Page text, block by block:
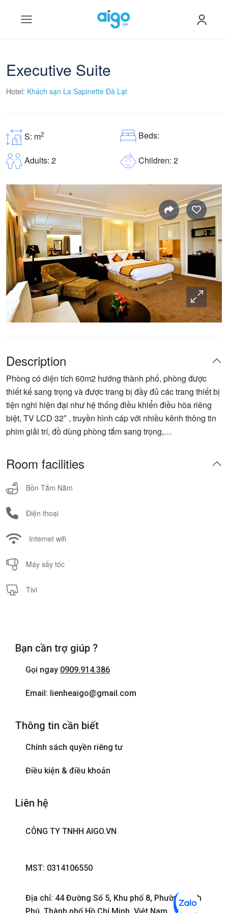
Executive Suite
Hotel: Khách sạn La Sapinette Đà Lạt
S: m2 Beds:
Adults: 2 Children: 2
Description
Phòng có diện tích 60m2 hướng thành phố, phòng được
thiết kế sang trọng và được trang bị đầy đủ các trang thiết bị
tiện nghi hiện đại như hệ thống điều khiển điều hòa riêng
biệt, TV LCD 32″ , truyền hình cáp với nhiều kênh thông tin
phim giải trí, đồ dùng phòng tắm sang trọng,…
Room facilities
Bồn Tắm Nằm
Điện thoại
Internet wifi
Máy sấy tóc
Tivi
Bạn cần trợ giúp ?
Gọi ngay 0909.914.386
Email: lienheaigo@gmail.com
Thông tin cần biết
Chính sách quyền riêng tư
Điều kiện & điều khoản
Liên hệ
CÔNG TY TNHH AIGO.VN
MST: 0314106550
Địa chỉ: 44 Đường Số 5, Khu phố 8, Phường Bình